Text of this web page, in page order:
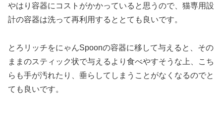
やはり容器にコストがかかっていると思うので、猫専用設
計の容器は洗って再利用するととても良いです。
とろリッチをにゃんSpoonの容器に移して与えると、その
ままのスティック状で与えるより食べやすそうな上、こち
らも手が汚れたり、垂らしてしまうことがなくなるのでと
ても良いです。